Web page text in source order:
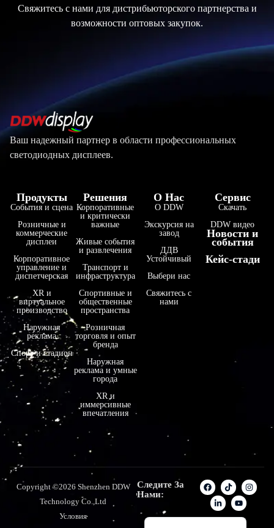
Свяжитесь с нами для дистрибьюторского партнерства и
возможности оптовых закупок.
Ваш надежный партнер в области профессиональных
светодиодных дисплеев.
Продукты
События и сцена
Розничные и
коммерческие
дисплеи
Корпоративное
управление и
диспетчерская
XR и
виртуальное
производство
Наружная
реклама
Спорт и стадион
Решения
Корпоративные
и критически
важные
Живые события
и развлечения
Транспорт и
инфраструктура
Спортивные и
общественные
пространства
Розничная
торговля и опыт
бренда
Наружная
реклама и умные
города
XR и
иммерсивные
впечатления
О Нас
О DDW
Экскурсия на
завод
ДДВ
Устойчивый
Выбери нас
Свяжитесь с
нами
Сервис
Скачать
DDW видео
Новости и
события
Кейс-стади
Copyright ©2026 Shenzhen DDW
Technology Co.,Ltd
Условия
Следите За
Нами:
English
العربية
हिन्दी